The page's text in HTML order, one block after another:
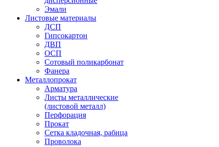
Эмали
Листовые материалы
ДСП
Гипсокартон
ДВП
ОСП
Сотовый поликарбонат
Фанера
Металлопрокат
Арматура
Листы металлические
(листовой металл)
Перфорация
Прокат
Сетка кладочная, рабица
Проволока